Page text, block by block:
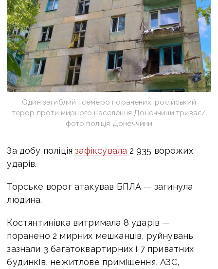
Один загиблий і семеро поранених: російський
терор проти мирного населення Донеччини триває/
фото поліція Донеччини
За добу поліціязафіксувала 2 935 ворожих
ударів.
Торське ворог атакував БПЛА — загинула
людина.
Костянтинівка витримала 8 ударів —
поранено 2 мирних мешканців, руйнувань
зазнали 3 багатоквартирних і 7 приватних
будинків, нежитлове приміщення, АЗС,